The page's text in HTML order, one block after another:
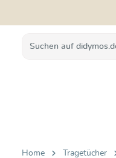
Home Tragetücher